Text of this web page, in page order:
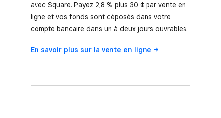
avec Square. Payez 2,8 % plus 30 ¢ par vente en
ligne et vos fonds sont déposés dans votre
compte bancaire dans un à deux jours ouvrables.
En savoir plus sur la vente en ligne